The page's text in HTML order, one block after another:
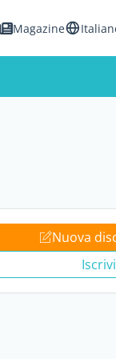
Magazine
Nuova